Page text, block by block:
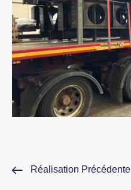
Réalisation Précédente